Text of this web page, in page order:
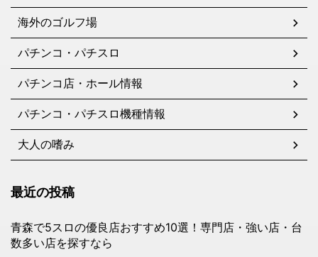
海外のゴルフ場
パチンコ・パチスロ
パチンコ店・ホール情報
パチンコ・パチスロ機種情報
大人の嗜み
最近の投稿
青森で5スロの優良店おすすめ10選！専門店・強い店・台
数多い店を探すなら